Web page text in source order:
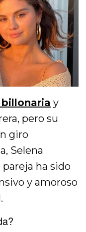
billonaria y
pero su
giro
Selena
ha sido
y amoroso